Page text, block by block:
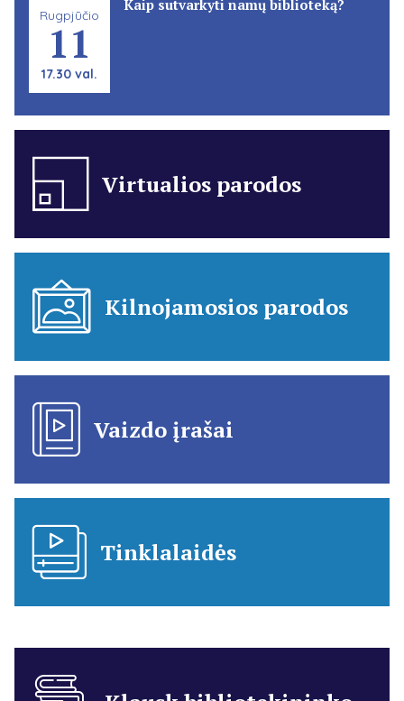
Rugpjūčio
11
17.30 val.
Kaip sutvarkyti namų biblioteką?
Virtualios parodos
Kilnojamosios parodos
Vaizdo įrašai
Tinklalaidės